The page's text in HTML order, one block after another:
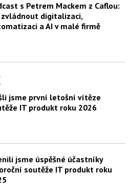
s Petrem Mackem z Caflou:
zvládnout digitalizaci,
a AI v malé firmě
jsme první letošní vítěze
IT produkt roku 2026
jsme úspěšné účastníky
soutěže IT produkt roku